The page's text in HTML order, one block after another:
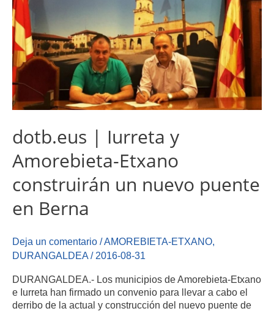
dotb.eus | Iurreta y
Amorebieta-Etxano
construirán un nuevo puente
en Berna
Deja un comentario /AMOREBIETA-ETXANO,
DURANGALDEA / 2016-08-31
DURANGALDEA.- Los municipios de Amorebieta-Etxano
e Iurreta han firmado un convenio para llevar a cabo el
derribo de la actual y construcción del nuevo puente de